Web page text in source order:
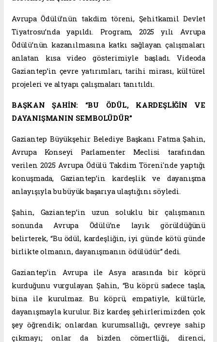
Avrupa Ödülü’nün takdim töreni, Şehitkamil Devlet
Tiyatrosu’nda yapıldı. Program, 2025 yılı Avrupa
Ödülü’nün kazanılmasına katkı sağlayan çalışmaları
anlatan kısa video gösterimiyle başladı. Videoda
Gaziantep’in çevre yatırımları, tarihi mirası, kültürel
projeleri ve altyapı çalışmaları tanıtıldı.
BAŞKAN ŞAHİN: “BU ÖDÜL, KARDEŞLİĞİN VE
DAYANIŞMANIN SEMBOLÜDÜR”
Gaziantep Büyükşehir Belediye Başkanı Fatma Şahin,
Avrupa Konseyi Parlamenter Meclisi tarafından
verilen 2025 Avrupa Ödülü Takdim Töreni'nde yaptığı
konuşmada, Gaziantep’in kardeşlik ve dayanışma
anlayışıyla bu büyük başarıya ulaştığını söyledi.
Şahin, Gaziantep’in uzun soluklu bir çalışmanın
sonunda Avrupa Ödülü’ne layık görüldüğünü
belirterek, “Bu ödül, kardeşliğin, iyi günde kötü günde
birlikte olmanın, dayanışmanın ödülüdür” dedi.
Gaziantep’in Avrupa ile Asya arasında bir köprü
kurduğunu vurgulayan Şahin, “Bu köprü sadece taşla,
bina ile kurulmaz. Bu köprü, empatiyle, kültürle,
dayanışmayla kurulur. Biz kardeş şehirlerimizden çok
şey öğrendik; onlardan kurumsallığı, çevreye sahip
çıkmayı; onlar da bizden cömertliği, direnci,